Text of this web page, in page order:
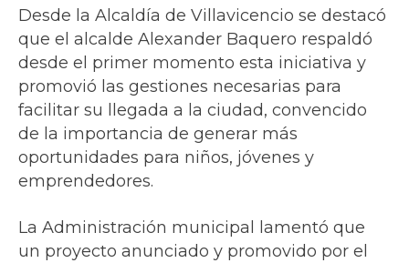
Desde la Alcaldía de Villavicencio se destacó
que el alcalde Alexander Baquero respaldó
desde el primer momento esta iniciativa y
promovió las gestiones necesarias para
facilitar su llegada a la ciudad, convencido
de la importancia de generar más
oportunidades para niños, jóvenes y
emprendedores.
La Administración municipal lamentó que
un proyecto anunciado y promovido por el